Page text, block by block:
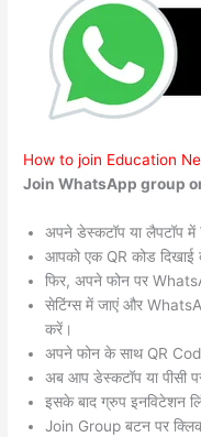
How to join Education
Join WhatsApp group
अपने डेस्कटॉप या लैपटॉप
आपको एक QR कोड दिखाई
फिर, अपने फोन पर
सेटिंग्स में जाएं और
करें।
अपने फोन के साथ QR
अब आप डेस्कटॉप या पीसी
इसके बाद ग्रुप इनविटेशन
Join Group बटन पर